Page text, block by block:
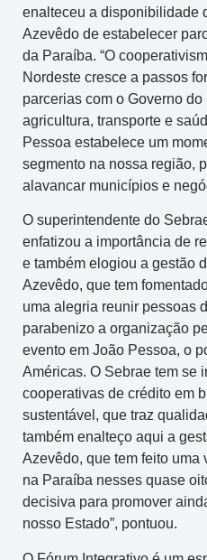
enalteceu a disponibilidade
Azevêdo de estabelecer
da Paraíba. “O
Nordeste cresce a passos
parcerias com o Governo
agricultura, transporte e
Pessoa estabelece um
segmento na nossa região,
alavancar municípios e
O superintendente do
enfatizou a importância de
e também elogiou a gestão
Azevêdo, que tem
uma alegria reunir pessoas
parabenizo a organização
evento em João Pessoa, o
Américas. O Sebrae tem se
cooperativas de crédito em
sustentável, que traz
também enalteço aqui a
Azevêdo, que tem feito uma
na Paraíba nesses quase
decisiva para promover
nosso Estado”, pontuou.